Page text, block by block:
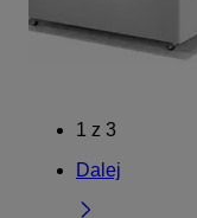
1 z 3
Dalej